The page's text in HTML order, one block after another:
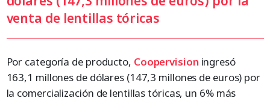
venta de lentillas tóricas
Por categoría de producto, Coopervision ingresó
163,1 millones de dólares (147,3 millones de euros) por
la comercialización de lentillas tóricas, un 6% más